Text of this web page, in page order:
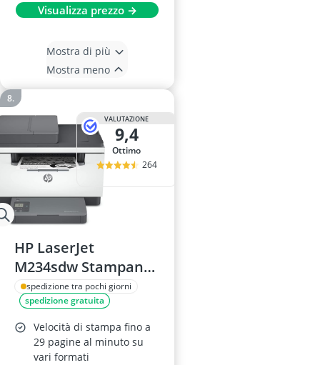
Visualizza prezzo →
Mostra di più
Mostra meno
VALUTAZIONE
9,4
Ottimo
264
HP LaserJet
M234sdw Stampante
Multifunzione A4, 29
ppm, WiFi, Ethernet,
USB, ADF
spedizione tra pochi giorni
spedizione gratuita
Velocità di stampa fino a
29 pagine al minuto su
vari formati